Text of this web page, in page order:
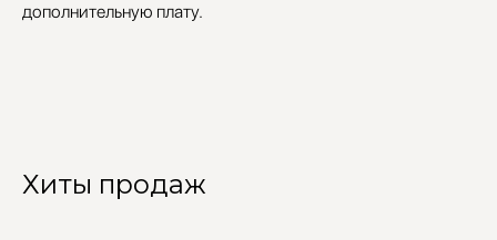
дополнительную плату.
Хиты продаж
© 2021-2025 Edalinjewelry. Все права защищены.